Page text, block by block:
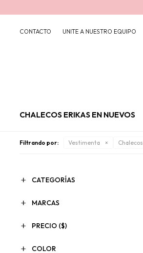
CONTACTO UNITE A NUESTRO EQUIPO
CHALECOS ERIKAS EN NUEVOS
Filtrando por: Vestimenta Chalecos
CATEGORÍAS
MARCAS
PRECIO ($)
COLOR